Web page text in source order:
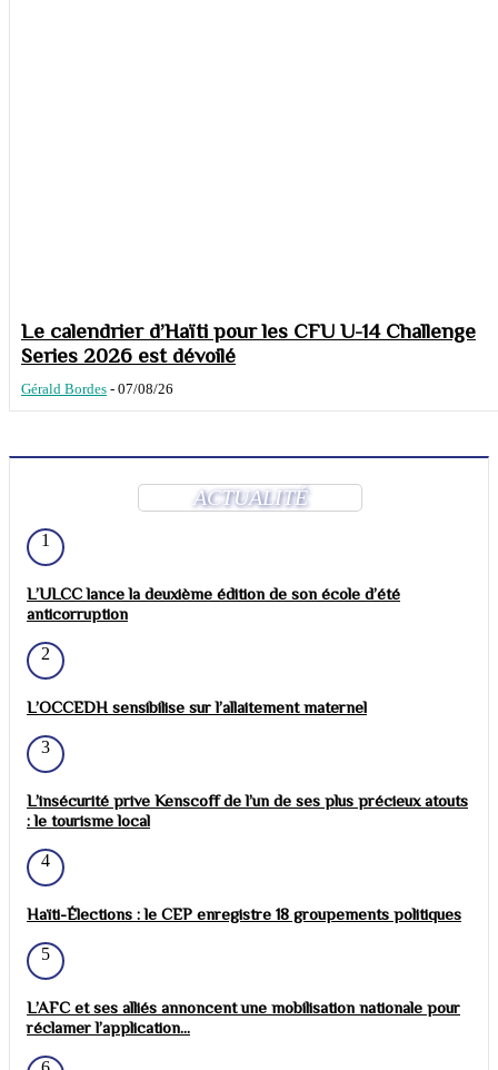
Le calendrier d’Haïti pour les CFU U-14 Challenge
Series 2026 est dévoilé
Gérald Bordes - 07/08/26
ACTUALITÉ
1
L’ULCC lance la deuxième édition de son école d’été
anticorruption
2
L’OCCEDH sensibilise sur l’allaitement maternel
3
L’insécurité prive Kenscoff de l’un de ses plus précieux atouts
: le tourisme local
4
Haïti-Élections : le CEP enregistre 18 groupements politiques
5
L’AFC et ses alliés annoncent une mobilisation nationale pour
réclamer l’application...